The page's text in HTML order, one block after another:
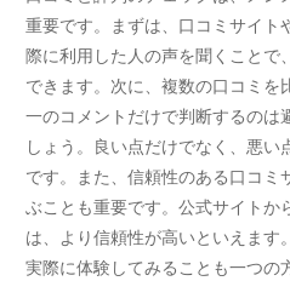
重要です。まずは、口コミサイト
際に利用した人の声を聞くことで
できます。次に、複数の口コミ
一のコメントだけで判断するのは
しょう。良い点だけでなく、悪
です。また、信頼性のある口コミ
ぶことも重要です。公式サイトか
は、より信頼性が高いといえます
実際に体験してみることも一つの